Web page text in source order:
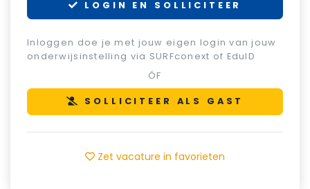
LOGIN EN SOLLICITEER
Inloggen doe je met jouw eigen login van jouw
onderwijsinstelling via SURFconext of EduID
ÓF
SOLLICITEER ALS GAST
Zet vacature in favorieten